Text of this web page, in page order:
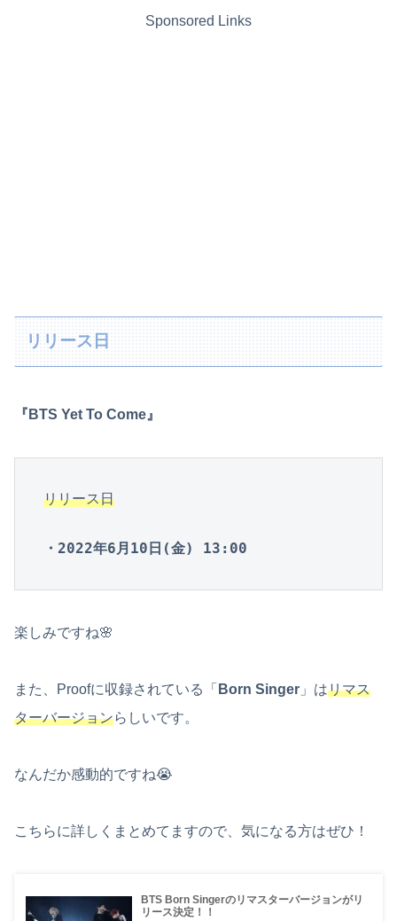
Sponsored Links
リリース日
『BTS Yet To Come』
リリース日
・2022年6月10日(金) 13:00
楽しみですね🌸
また、Proofに収録されている「 Born Singer 」はリマス
ターバージョンらしいです。
なんだか感動的ですね😭
こちらに詳しくまとめてますので、気になる方はぜひ！
BTS Born Singerのリマスターバージョンがリ
リース決定！！